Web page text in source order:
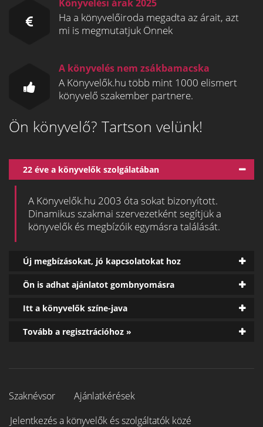
Könyvelési árak 2025
Ha a könyvelőiroda megadta az árait, azt
mi is megmutatjuk Önnek
A könyvelés nem zsákbamacska
A Könyvelők.hu több mint 1000 elismert
könyvelő szakember partnere.
Ön könyvelő? Tartson velünk!
22 éve a könyvelők szolgálatában
A Könyvelők.hu 2003 óta sokat bizonyított.
Dinamikus szakmai szervezetként segítjük a
könyvelők és megbízóik egymásra találását.
Új megbízásokat, jó kapcsolatokat hoz
Ön is adhat ajánlatot gombnyomásra
Itt a könyvelők színe-java
Tovább a regisztrációhoz »
Szaknévsor
Ajánlatkérések
Jelentkezés a könyvelők és szolgáltatók közé